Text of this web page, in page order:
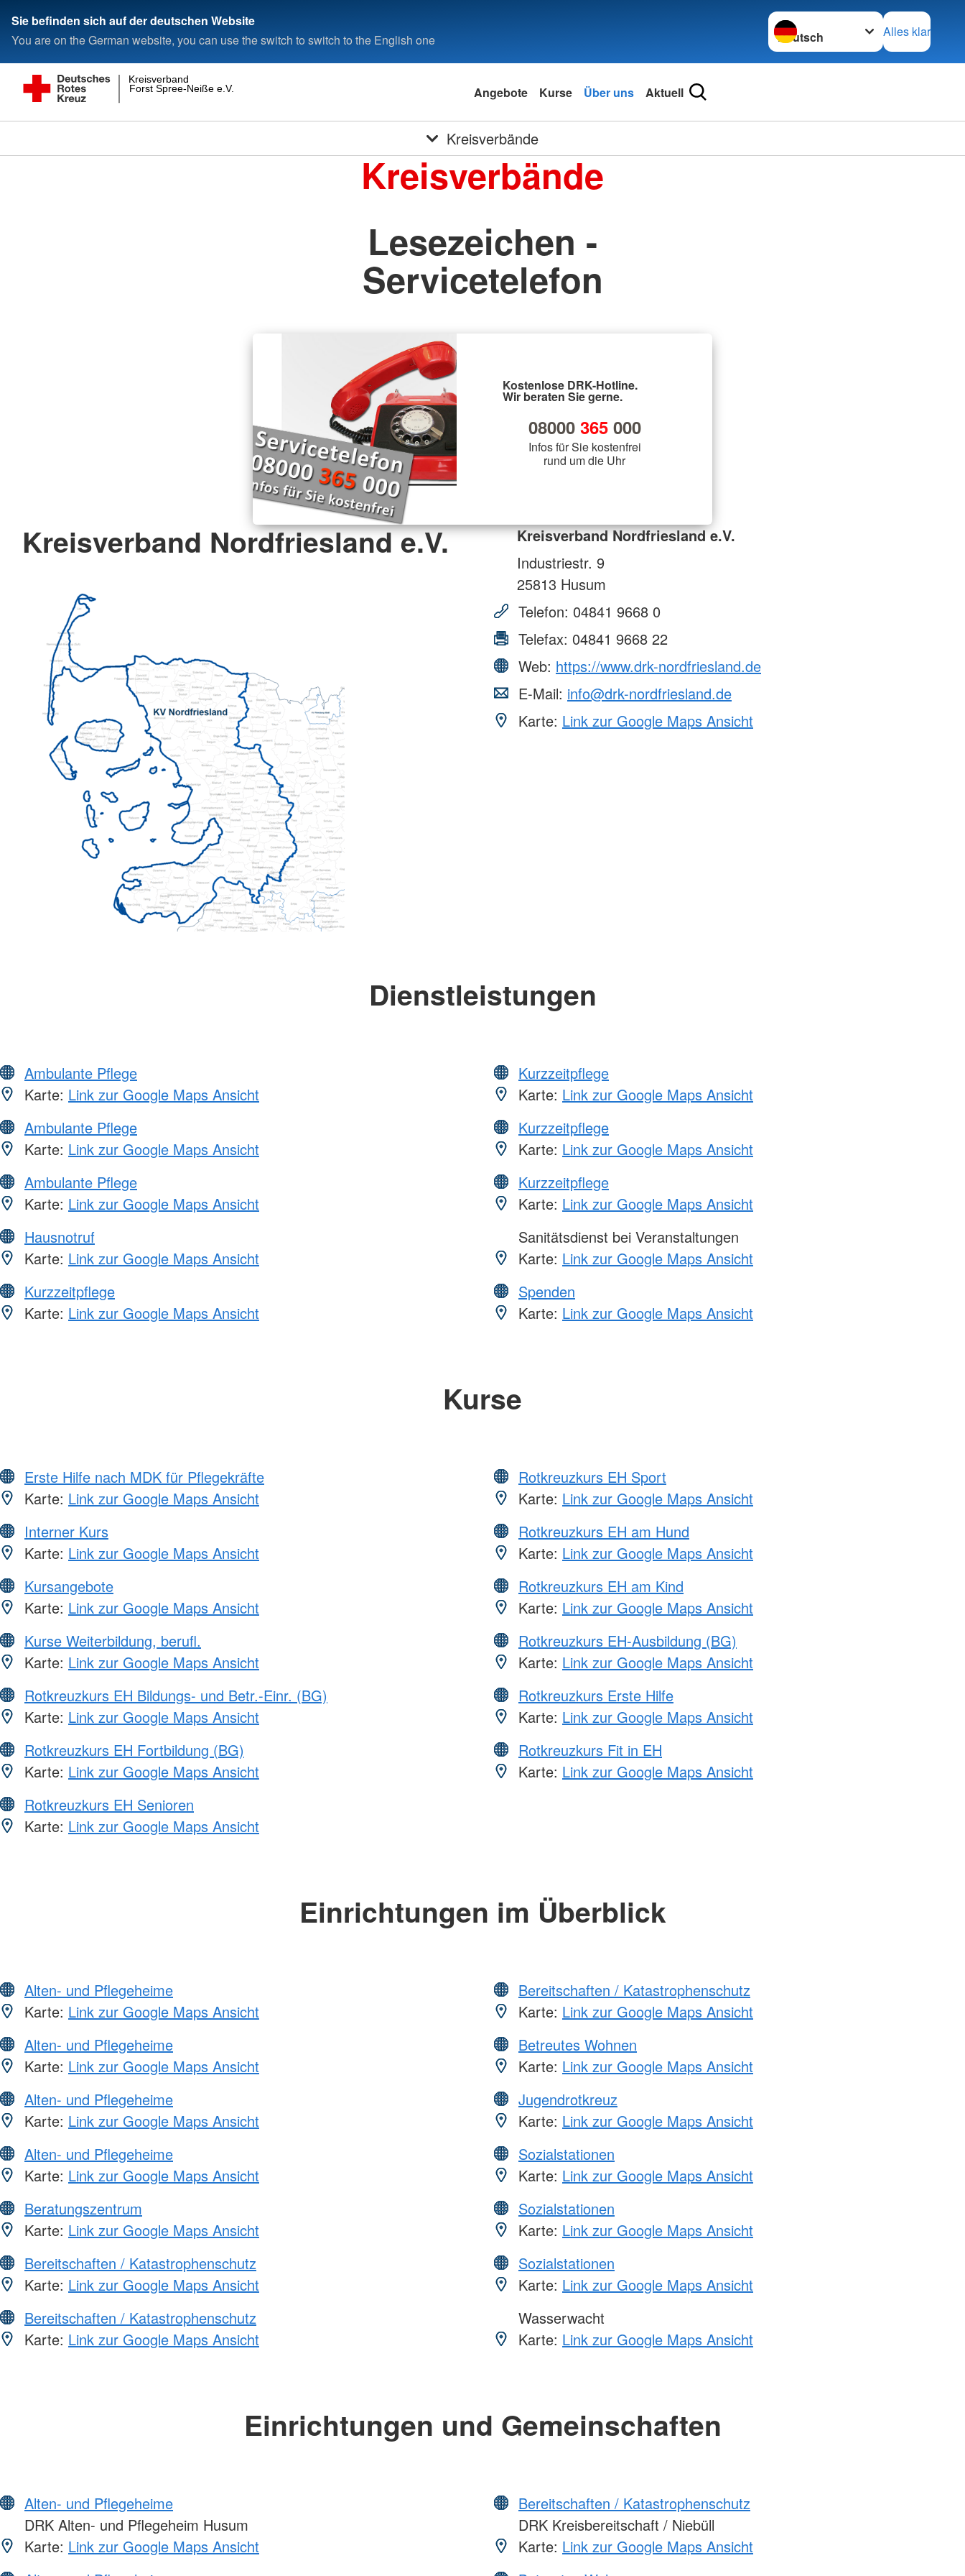
Sie befinden sich auf der deutschen Website
You are on the German website, you can use the switch to switch to the English one
Sprache wechseln zu
Alles klar
Forst Spree-Neiße e.V.
Kreisverband
Angebote Kurse Über uns Aktuell
Kreisverbände
Kreisverbände
Lesezeichen -
Servicetelefon
Kostenlose DRK-Hotline.
Wir beraten Sie gerne.
08000 365000
Infos für Sie kostenfrei
rund um die Uhr
Kreisverband Nordfriesland e.V.
Kreisverband Nordfriesland e.V.
Industriestr. 9
25813 Husum
Telefon: 04841 9668 0
Telefax: 04841 9668 22
Web: https://www.drk-nordfriesland.de
E-Mail: info@drk-nordfriesland.de
Karte: Link zur Google Maps Ansicht
Dienstleistungen
Ambulante Pflege
Karte: Link zur Google Maps Ansicht
Ambulante Pflege
Karte: Link zur Google Maps Ansicht
Ambulante Pflege
Karte: Link zur Google Maps Ansicht
Hausnotruf
Karte: Link zur Google Maps Ansicht
Kurzzeitpflege
Karte: Link zur Google Maps Ansicht
Kurzzeitpflege
Karte: Link zur Google Maps Ansicht
Kurzzeitpflege
Karte: Link zur Google Maps Ansicht
Kurzzeitpflege
Karte: Link zur Google Maps Ansicht
Sanitätsdienst bei Veranstaltungen
Karte: Link zur Google Maps Ansicht
Spenden
Karte: Link zur Google Maps Ansicht
Kurse
Erste Hilfe nach MDK für Pflegekräfte
Karte: Link zur Google Maps Ansicht
Interner Kurs
Karte: Link zur Google Maps Ansicht
Kursangebote
Karte: Link zur Google Maps Ansicht
Kurse Weiterbildung, berufl.
Karte: Link zur Google Maps Ansicht
Rotkreuzkurs EH Bildungs- und Betr.-Einr. (BG)
Karte: Link zur Google Maps Ansicht
Rotkreuzkurs EH Fortbildung (BG)
Karte: Link zur Google Maps Ansicht
Rotkreuzkurs EH Senioren
Karte: Link zur Google Maps Ansicht
Rotkreuzkurs EH Sport
Karte: Link zur Google Maps Ansicht
Rotkreuzkurs EH am Hund
Karte: Link zur Google Maps Ansicht
Rotkreuzkurs EH am Kind
Karte: Link zur Google Maps Ansicht
Rotkreuzkurs EH-Ausbildung (BG)
Karte: Link zur Google Maps Ansicht
Rotkreuzkurs Erste Hilfe
Karte: Link zur Google Maps Ansicht
Rotkreuzkurs Fit in EH
Karte: Link zur Google Maps Ansicht
Einrichtungen im Überblick
Alten- und Pflegeheime
Karte: Link zur Google Maps Ansicht
Alten- und Pflegeheime
Karte: Link zur Google Maps Ansicht
Alten- und Pflegeheime
Karte: Link zur Google Maps Ansicht
Alten- und Pflegeheime
Karte: Link zur Google Maps Ansicht
Beratungszentrum
Karte: Link zur Google Maps Ansicht
Bereitschaften / Katastrophenschutz
Karte: Link zur Google Maps Ansicht
Bereitschaften / Katastrophenschutz
Karte: Link zur Google Maps Ansicht
Bereitschaften / Katastrophenschutz
Karte: Link zur Google Maps Ansicht
Betreutes Wohnen
Karte: Link zur Google Maps Ansicht
Jugendrotkreuz
Karte: Link zur Google Maps Ansicht
Sozialstationen
Karte: Link zur Google Maps Ansicht
Sozialstationen
Karte: Link zur Google Maps Ansicht
Sozialstationen
Karte: Link zur Google Maps Ansicht
Wasserwacht
Karte: Link zur Google Maps Ansicht
Einrichtungen und Gemeinschaften
Alten- und Pflegeheime
DRK Alten- und Pflegeheim Husum
Karte: Link zur Google Maps Ansicht
Bereitschaften / Katastrophenschutz
DRK Kreisbereitschaft / Niebüll
Karte: Link zur Google Maps Ansicht